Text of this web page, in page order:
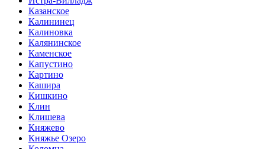
Казанское
Калининец
Калиновка
Калянинское
Каменское
Капустино
Картино
Кашира
Кишкино
Клин
Клишева
Княжево
Княжье Озеро